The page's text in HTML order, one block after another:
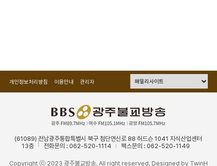
개인정보처리방침 이용안내 관리자
(61089) 전남광주통합특별시 북구 첨단연신로 88 허드슨 1041 지식산업센터
13층
전화문의 : 062-520-1114 팩스문의 : 062-520-1149
Copyright ⓒ 2023 광주불교방송. All right reserved. Designed by TwinH